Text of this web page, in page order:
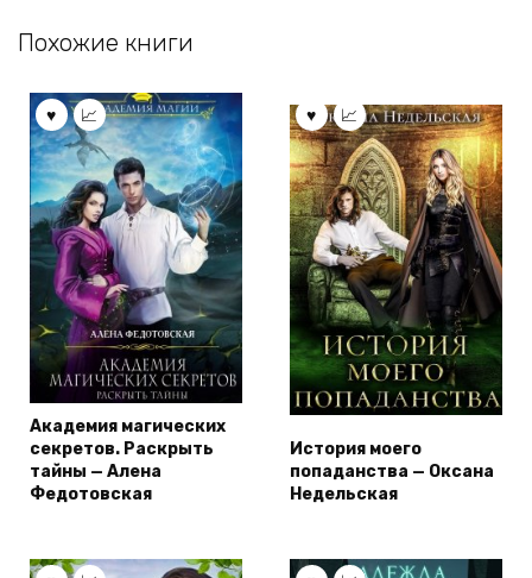
Похожие книги
Академия магических
секретов. Раскрыть
тайны — Алена
Федотовская
История моего
попаданства — Оксана
Недельская